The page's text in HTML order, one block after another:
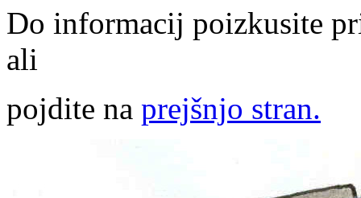
Do informacij poizkusite
ali
pojdite na prejšnjo stran.